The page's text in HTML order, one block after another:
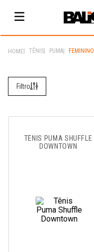
TÊNIS PUMA FEMININO
TÊNIS PUMA SHUFFLE
DOWNTOWN